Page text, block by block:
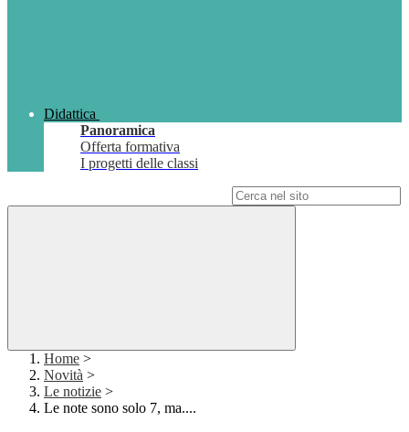
Didattica
Panoramica
Offerta formativa
I progetti delle classi
Home >
Novità >
Le notizie >
Le note sono solo 7, ma....